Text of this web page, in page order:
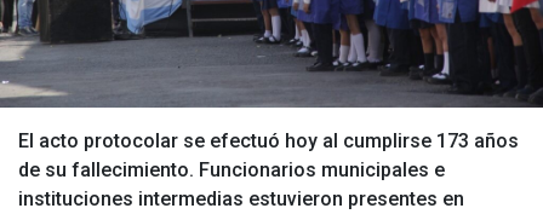
El acto protocolar se efectuó hoy al cumplirse 173 años
de su fallecimiento. Funcionarios municipales e
instituciones intermedias estuvieron presentes en